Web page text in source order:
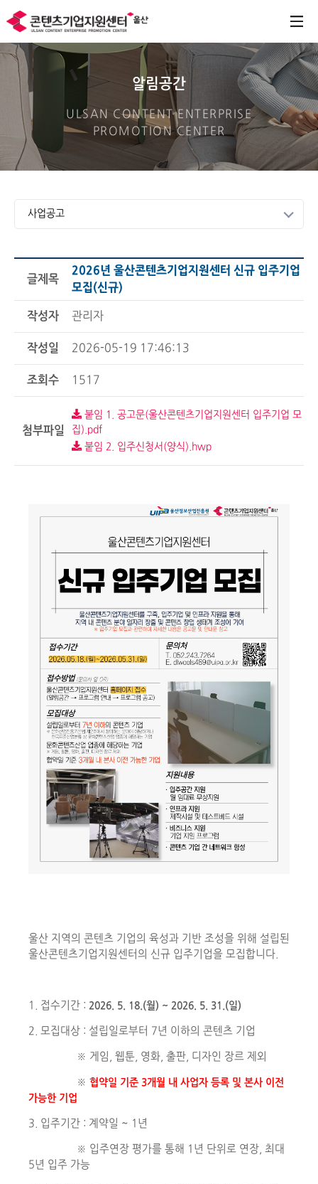
알림공간
ULSAN CONTENT ENTERPRISE
PROMOTION CENTER
사업공고
글제목
2026년 울산콘텐츠기업지원센터 신규 입주기업
모집(신규)
작성자 관리자
작성일 2026-05-19 17:46:13
조회수 1517
첨부파일
붙임 1. 공고문(울산콘텐츠기업지원센터 입주기업 모
집).pdf
붙임 2. 입주신청서(양식).hwp
울산 지역의 콘텐츠 기업의 육성과 기반 조성을 위해 설립된
울산콘텐츠기업지원센터의 신규 입주기업을 모집합니다.
1. 접수기간 : 2026. 5. 18.(월) ~ 2026. 5. 31.(일)
2. 모집대상 : 설립일로부터 7년 이하의 콘텐츠 기업
※ 게임, 웹툰, 영화, 출판, 디자인 장르 제외
※ 협약일 기준 3개월 내 사업자 등록 및 본사 이전
가능한 기업
3. 입주기간 : 계약일 ~ 1년
※ 입주연장 평가를 통해 1년 단위로 연장, 최대
5년 입주 가능